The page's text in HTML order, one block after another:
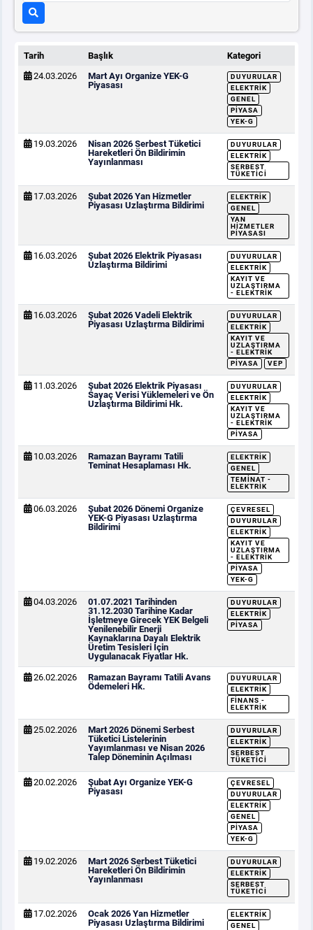
BT HİZMET YÖNETİM SİSTEMİ POLİTİKAMIZ
Tarih Başlık
Kategori
24.03.2026
Mart Ayı Organize YEK-G
Piyasası
DUYURULAR
ELEKTRIK
GENEL
PIYASA
YEK-G
19.03.2026
Nisan 2026 Serbest Tüketici
Hareketleri Ön Bildirimin
Yayınlanması
DUYURULAR
ELEKTRIK
SERBEST
TÜKETICI
17.03.2026
Şubat 2026 Yan Hizmetler
Piyasası Uzlaştırma Bildirimi
ELEKTRIK
GENEL
YAN
HIZMETLER
PIYASASI
16.03.2026
Şubat 2026 Elektrik Piyasası
Uzlaştırma Bildirimi
DUYURULAR
ELEKTRIK
KAYIT VE
UZLAŞTIRMA
- ELEKTRIK
16.03.2026
Şubat 2026 Vadeli Elektrik
Piyasası Uzlaştırma Bildirimi
DUYURULAR
ELEKTRIK
KAYIT VE
UZLAŞTIRMA
- ELEKTRIK
PIYASA
VEP
11.03.2026
Şubat 2026 Elektrik Piyasası
Sayaç Verisi Yüklemeleri ve Ön
Uzlaştırma Bildirimi Hk.
DUYURULAR
ELEKTRIK
KAYIT VE
UZLAŞTIRMA
- ELEKTRIK
PIYASA
10.03.2026
Ramazan Bayramı Tatili
Teminat Hesaplaması Hk.
ELEKTRIK
GENEL
TEMINAT -
ELEKTRIK
06.03.2026
Şubat 2026 Dönemi Organize
YEK-G Piyasası Uzlaştırma
Bildirimi
ÇEVRESEL
DUYURULAR
ELEKTRIK
KAYIT VE
UZLAŞTIRMA
- ELEKTRIK
PIYASA
YEK-G
04.03.2026
01.07.2021 Tarihinden
31.12.2030 Tarihine Kadar
İşletmeye Girecek YEK Belgeli
Yenilenebilir Enerji
Kaynaklarına Dayalı Elektrik
Üretim Tesisleri İçin
Uygulanacak Fiyatlar Hk.
DUYURULAR
ELEKTRIK
PIYASA
26.02.2026
Ramazan Bayramı Tatili Avans
Ödemeleri Hk.
DUYURULAR
ELEKTRIK
FINANS -
ELEKTRIK
25.02.2026
Mart 2026 Dönemi Serbest
Tüketici Listelerinin
Yayımlanması ve Nisan 2026
Talep Döneminin Açılması
DUYURULAR
ELEKTRIK
SERBEST
TÜKETICI
20.02.2026
Şubat Ayı Organize YEK-G
Piyasası
ÇEVRESEL
DUYURULAR
ELEKTRIK
GENEL
PIYASA
YEK-G
19.02.2026
Mart 2026 Serbest Tüketici
Hareketleri Ön Bildirimin
Yayınlanması
DUYURULAR
ELEKTRIK
SERBEST
TÜKETICI
17.02.2026
Ocak 2026 Yan Hizmetler
Piyasası Uzlaştırma Bildirimi
ELEKTRIK
GENEL